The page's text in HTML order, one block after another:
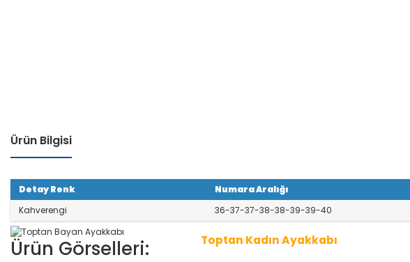
Ürün Bilgisi
Detay Renk Numara Aralığı
Kahverengi
36-37-37-38-38-39-39-40
Toptan Kadın Ayakkabı
Ürün Görselleri: